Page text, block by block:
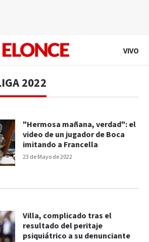
VIVO
2022
23 de Mayo de 2022
"Hermosa mañana, verdad": el
video de un jugador de Boca
imitando a Francella
Villa, complicado tras el
resultado del peritaje
psiquiátrico a su denunciante